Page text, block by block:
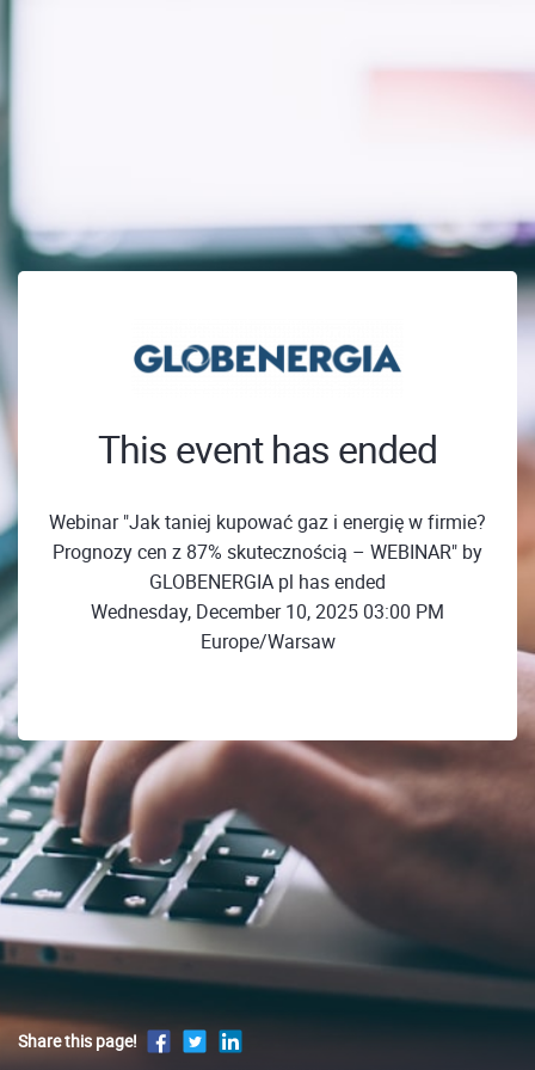
This event has ended
Webinar "Jak taniej kupować gaz i energię w firmie?
Prognozy cen z 87% skutecznością – WEBINAR" by
GLOBENERGIA pl has ended
Wednesday, December 10, 2025 03:00 PM
Europe/Warsaw
Share this page!